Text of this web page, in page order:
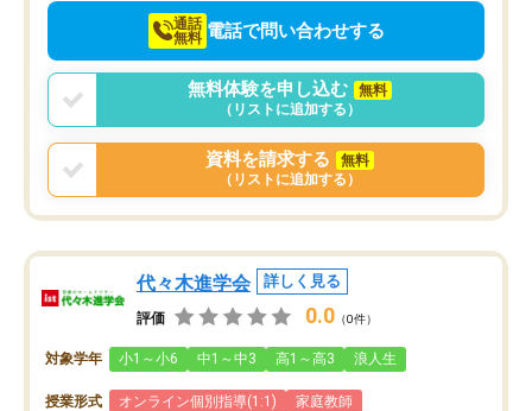
通話
無料 電話で問い合わせする
無料体験を申し込む
無料
（リストに追加する）
資料を請求する
無料
（リストに追加する）
代々木進学会 詳しく見る
評価 0.0 （0件）
対象学年 小1～小6 中1～中3 高1～高3 浪人生
授業形式 オンライン個別指導(1:1) 家庭教師